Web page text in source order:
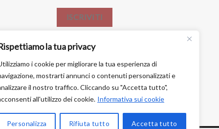
la tua privacy
i cookie per migliorare la tua esperienza di
mostrarti annunci o contenuti personalizzati e
il nostro traffico. Cliccando su "Accetta tutto",
all'utilizzo dei cookie. Informativa sui cookie
Personalizza Rifiuta tutto Accetta tutto
ISCRIVITI